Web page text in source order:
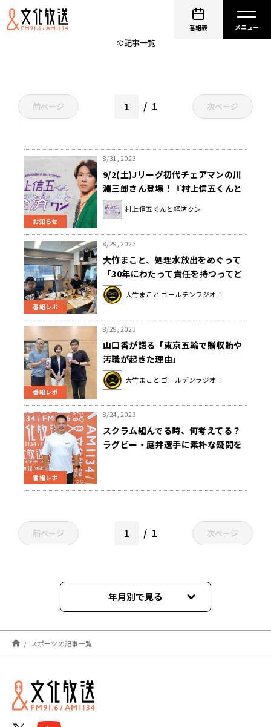
番組表
の記事一覧
前ページ 1 次ページ
お知らせ
8/31, 2023
9/2(土)Jリーグ初代チェアマンの川
淵三郎さん登場！『村上信五くんと
経済クン』
村上信五くんと経済クン
番組レポ
8/29, 2023
大竹まこと、処理水放出をめぐって
「30年にわたって責任を持つってど
うして言えるの？」総理の言葉に疑
問
大竹まこと ゴールデンラジオ！
番組レポ
8/29, 2023
山口香が語る「東京五輪で贈収賄や
汚職が起きた理由」
大竹まこと ゴールデンラジオ！
番組レポ
8/24, 2023
スクラム組んでる時、何考えてる？
ラグビー・庭井選手に素朴な疑問を
前ページ 1 次ページ
年月別で見る
2026年07月
2026年06月
2026年05月
スポーツの記事一覧